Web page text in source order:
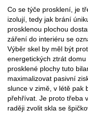
Co se týče prosklení, je
izolují, tedy jak brání
prosklenou plochou
záření do interiéru se
Výběr skel by měl být
energetických ztrát
prosklené plochy tuto
maximalizovat pasivní
slunce v zimě, v létě pak
přehřívat. Je proto třeba
raději zvolit skla se